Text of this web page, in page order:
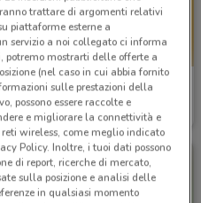
Spesa Facile
Scade il 31/08 11.3 km
trattare di argomenti relativi
piattaforme esterne a
servizio a noi collegato ci informa
mostrarti delle offerte a
(nel caso in cui abbia fornito
sulle prestazioni della
possono essere raccolte e
e migliorare la connettività e
wireless, come meglio indicato
Policy. Inoltre, i tuoi dati possono
di report, ricerche di mercato,
sulla posizione e analisi delle
in qualsiasi momento